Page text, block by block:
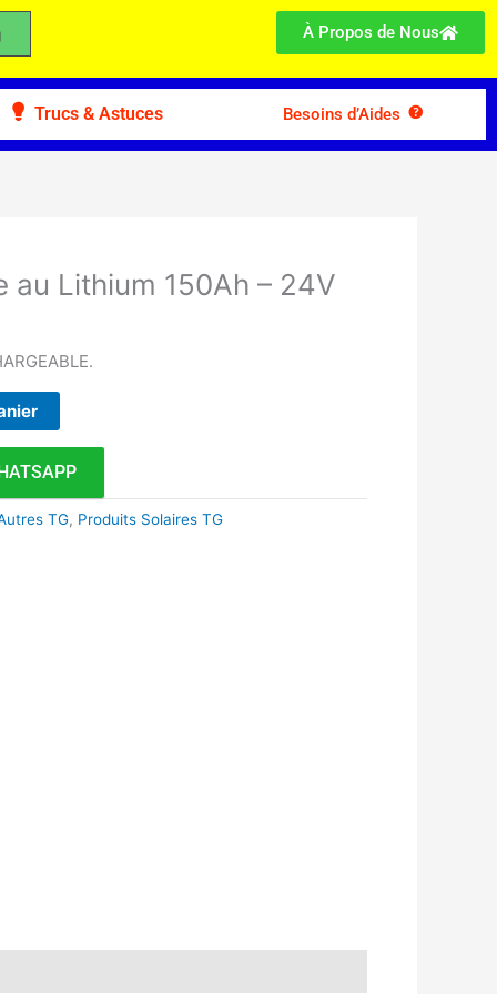
À Propos de Nous
Trucs & Astuces Besoins d’Aides
au Lithium 150Ah – 24V
TG, Produits Solaires TG